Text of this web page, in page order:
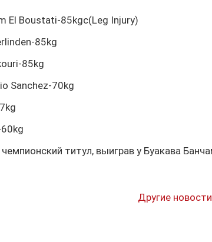
El Boustati-85kgc(Leg Injury)
85kg
85kg
Sanchez-70kg
титул, выиграв у Буакава
Другие